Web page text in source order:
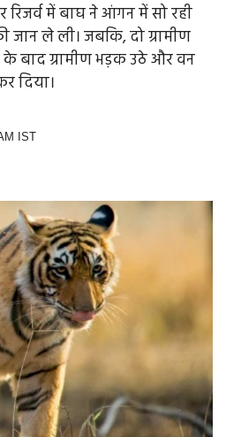
में बाघ ने आंगन में सो रही
ले ली। जबकि, दो ग्रामीण
के बाद ग्रामीण भड़क उठे और वन
दिया।
IST